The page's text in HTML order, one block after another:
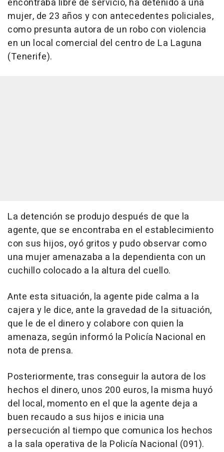
encontraba libre de servicio, ha detenido a una
mujer, de 23 años y con antecedentes policiales,
como presunta autora de un robo con violencia
en un local comercial del centro de La Laguna
(Tenerife).
La detención se produjo después de que la
agente, que se encontraba en el establecimiento
con sus hijos, oyó gritos y pudo observar como
una mujer amenazaba a la dependienta con un
cuchillo colocado a la altura del cuello.
Ante esta situación, la agente pide calma a la
cajera y le dice, ante la gravedad de la situación,
que le de el dinero y colabore con quien la
amenaza, según informó la Policía Nacional en
nota de prensa.
Posteriormente, tras conseguir la autora de los
hechos el dinero, unos 200 euros, la misma huyó
del local, momento en el que la agente deja a
buen recaudo a sus hijos e inicia una
persecución al tiempo que comunica los hechos
a la sala operativa de la Policía Nacional (091).